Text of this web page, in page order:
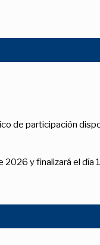
de participación
2026 y finalizará el